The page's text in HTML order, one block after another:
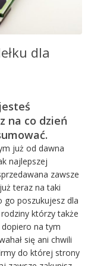
dla
na co dzień
już od dawna
najlepszej
zawsze
teraz na taki
go poszukujesz dla
którzy także
dopiero na tym
się ani chwili
do której strony